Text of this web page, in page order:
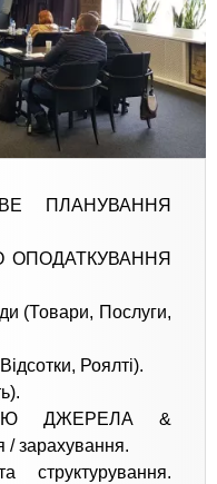
ПЛАНУВАННЯ
ОПОДАТКУВАННЯ
(Товари, Послуги,
Роялті).
ДЖЕРЕЛА &
зарахування.
структурування.